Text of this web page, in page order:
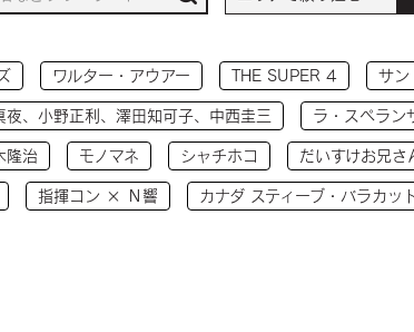
ワルター・アウアー THE SUPER 4 サン
夜、小野正利、澤田知可子、中西圭三 ラ・スペラン
隆治 モノマネ シャチホコ だいすけお兄さ
指揮コン × Ｎ響 カナダ スティーブ・バラカッ